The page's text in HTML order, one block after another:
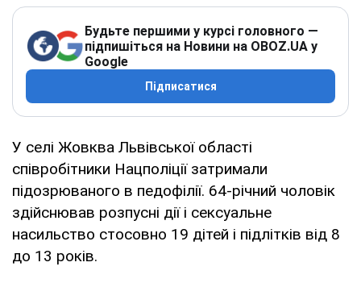
Будьте першими у курсі головного —
підпишіться на Новини на OBOZ.UA у
Google
Підписатися
У селі Жовква Львівської області
співробітники Нацполіції затримали
підозрюваного в педофілії. 64-річний чоловік
здійснював розпусні дії і сексуальне
насильство стосовно 19 дітей і підлітків від 8
до 13 років.